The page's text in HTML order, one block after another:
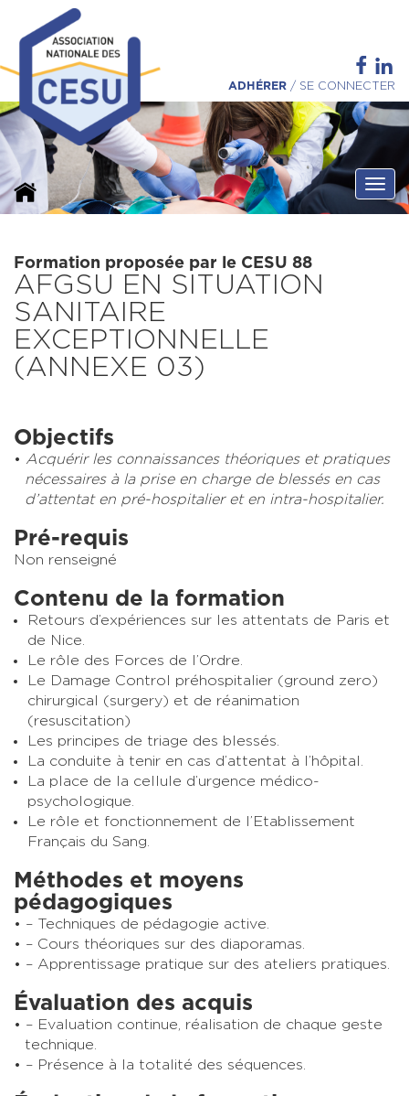
ADHÉRER / SE CONNECTER
Formation proposée par le CESU 88
AFGSU EN SITUATION
SANITAIRE
EXCEPTIONNELLE
(ANNEXE 03)
Objectifs
Acquérir les connaissances théoriques et pratiques
nécessaires à la prise en charge de blessés en cas
d’attentat en pré-hospitalier et en intra-hospitalier.
Pré-requis
Non renseigné
Contenu de la formation
Retours d’expériences sur les attentats de Paris et
de Nice.
Le rôle des Forces de l’Ordre.
Le Damage Control préhospitalier (ground zero)
chirurgical (surgery) et de réanimation
(resuscitation)
Les principes de triage des blessés.
La conduite à tenir en cas d’attentat à l’hôpital.
La place de la cellule d’urgence médico-
psychologique.
Le rôle et fonctionnement de l’Etablissement
Français du Sang.
Méthodes et moyens
pédagogiques
– Techniques de pédagogie active.
– Cours théoriques sur des diaporamas.
– Apprentissage pratique sur des ateliers pratiques.
Évaluation des acquis
– Evaluation continue, réalisation de chaque geste
technique.
– Présence à la totalité des séquences.